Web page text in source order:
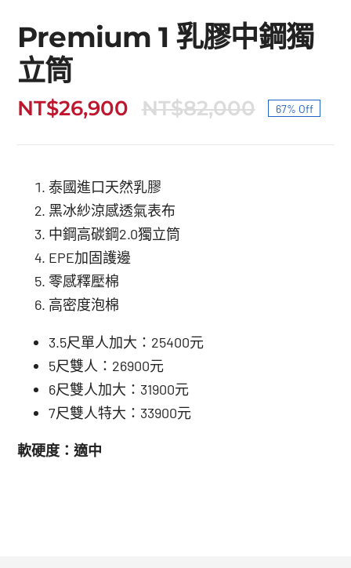
Premium 1 乳膠中鋼獨
立筒
NT$82,000
原
NT$26,900
目
67% Off
泰國進口天然乳膠
黑冰紗涼感透氣表布
中鋼高碳鋼2.0獨立筒
EPE加固護邊
零感釋壓棉
高密度泡棉
3.5尺單人加大：25400元
5尺雙人：26900元
6尺雙人加大：31900元
7尺雙人特大：33900元
軟硬度：適中